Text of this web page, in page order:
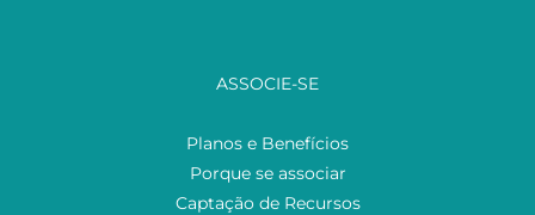
ASSOCIE-SE
Planos e Benefícios
Porque se associar
Captação de Recursos